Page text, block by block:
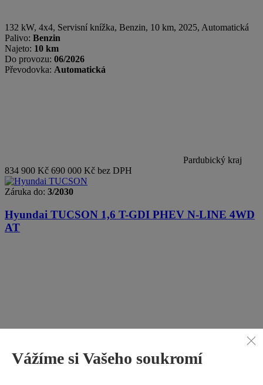
132 kW, 4x4, Servisní knížka, Benzin, 10 km, 2025, Automatická
Palivo: Benzin
Najeto: 10 km
Do provozu: 06/2026
Převodovka: Automatická
Pardubický kraj
834 900 Kč 690 000 Kč bez DPH
Záruka do: 3/2030
Hyundai TUCSON 1,6 T-GDI PHEV N-LINE 4WD
AT
Vážíme si Vašeho soukromí